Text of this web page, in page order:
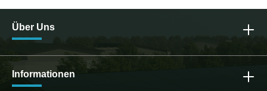
Über Uns
Informationen